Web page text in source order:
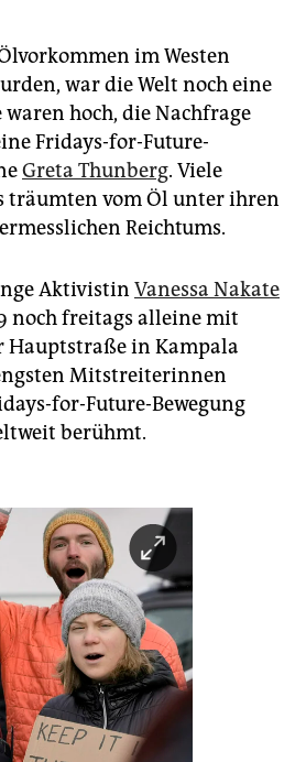
im Westen
war die Welt noch eine
hoch, die Nachfrage
Fridays-for-Future-
Greta Thunberg. Viele
träumten vom Öl unter ihren
Reichtums.
Aktivistin Vanessa Nakate
noch freitags alleine mit
Hauptstraße in Kampala
Mitstreiterinnen
for-Future-Bewegung
berühmt.